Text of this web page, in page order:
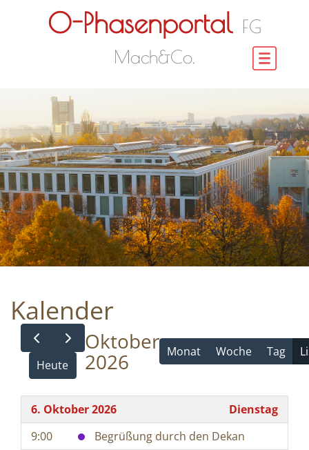
O-Phasenportal FG
Mach&Co.
Kalender
Heute
Oktober
2026 Monat Woche Tag
6. Oktober 2026
Dienstag
9:00
Begrüßung durch den Dekan